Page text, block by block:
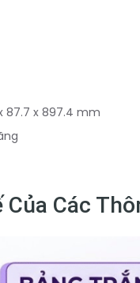
87.7 x 897.4 mm
Các